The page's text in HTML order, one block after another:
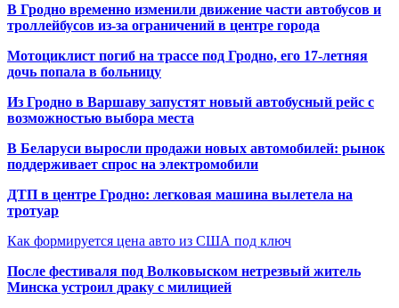
В Гродно временно изменили движение части автобусов и
троллейбусов из-за ограничений в центре города
Мотоциклист погиб на трассе под Гродно, его 17-летняя
дочь попала в больницу
Из Гродно в Варшаву запустят новый автобусный рейс с
возможностью выбора места
В Беларуси выросли продажи новых автомобилей: рынок
поддерживает спрос на электромобили
ДТП в центре Гродно: легковая машина вылетела на
тротуар
Как формируется цена авто из США под ключ
После фестиваля под Волковыском нетрезвый житель
Минска устроил драку с милицией